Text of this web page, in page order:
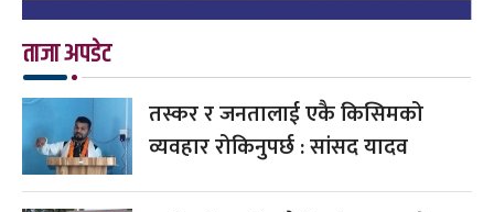
ताजा अपडेट
तस्कर र जनतालाई एकै किसिमको
व्यवहार रोकिनुपर्छ : सांसद यादव